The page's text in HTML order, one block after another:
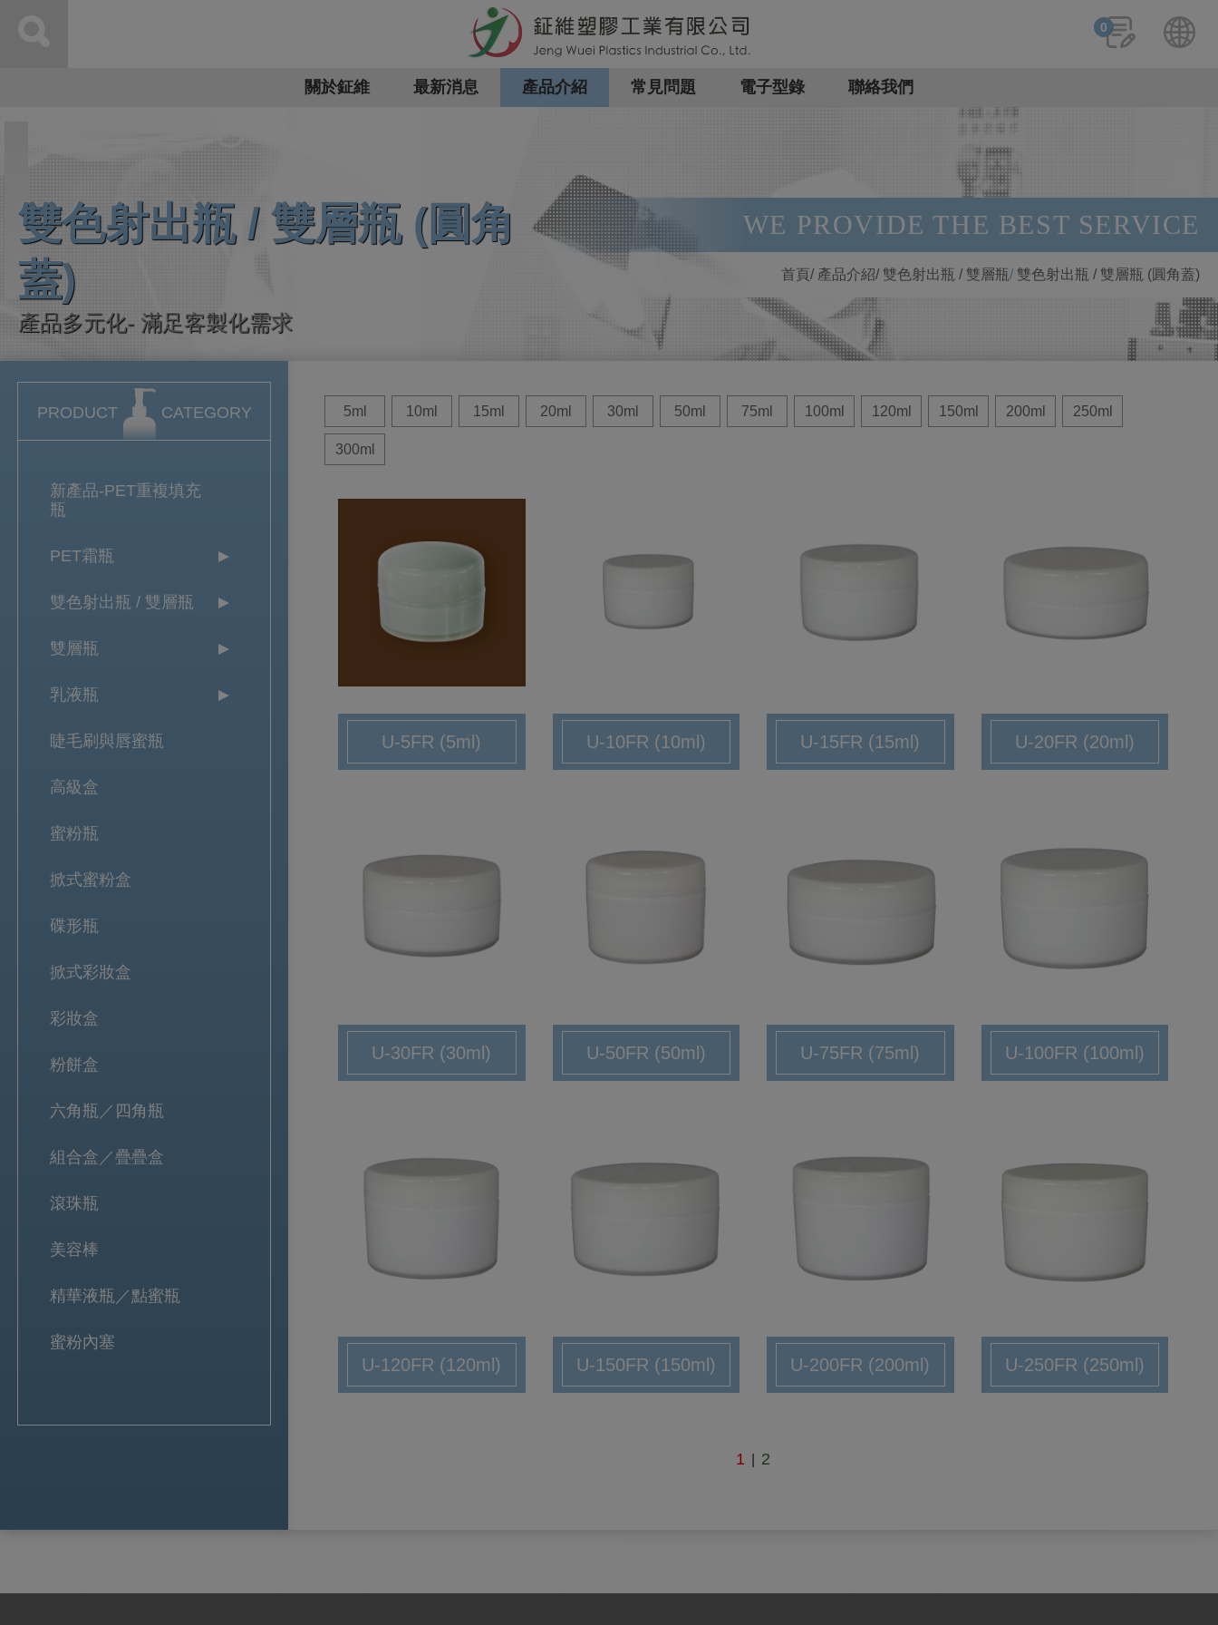
0
關於鉦維 最新消息 產品介紹 常見問題 電子型錄 聯絡我們
雙色射出瓶 / 雙層瓶 (圓角
蓋)
產品多元化- 滿足客製化需求
WE PROVIDE THE BEST SERVICE
首頁 產品介紹 雙色射出瓶 / 雙層瓶 雙色射出瓶 / 雙層瓶 (圓角蓋)
PRODUCT CATEGORY
新產品-PET重複填充
瓶
PET霜瓶
雙色射出瓶 / 雙層瓶
雙層瓶
乳液瓶
睫毛刷與唇蜜瓶
高級盒
蜜粉瓶
掀式蜜粉盒
碟形瓶
掀式彩妝盒
彩妝盒
粉餅盒
六角瓶／四角瓶
組合盒／疊疊盒
滾珠瓶
美容棒
精華液瓶／點蜜瓶
蜜粉內塞
5ml 10ml 15ml 20ml 30ml 50ml 75ml 100ml 120ml 150ml 200ml 250ml
300ml
U-5FR (5ml) U-10FR (10ml) U-15FR (15ml) U-20FR (20ml)
U-30FR (30ml) U-50FR (50ml) U-75FR (75ml) U-100FR (100ml)
U-120FR (120ml) U-150FR (150ml) U-200FR (200ml) U-250FR (250ml)
1 2